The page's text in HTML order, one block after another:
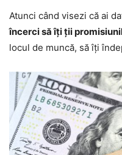
Atunci când visezi că ai
încerci să îți ții
locul de muncă, să îți